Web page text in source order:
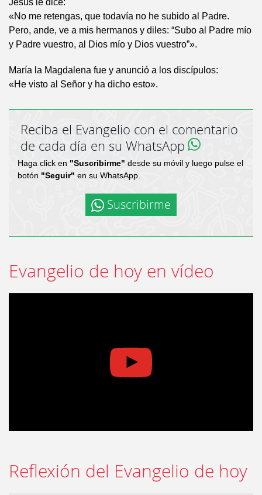
Jesús le dice:
«No me retengas, que todavía no he subido al Padre.
Pero, ande, ve a mis hermanos y diles: “Subo al Padre mío
y Padre vuestro, al Dios mío y Dios vuestro”».
María la Magdalena fue y anunció a los discípulos:
«He visto al Señor y ha dicho esto».
Reciba el Evangelio con el comentario
de cada día en su WhatsApp
Haga click en "Suscribirme" desde su móvil y luego pulse el
botón "Seguir" en su WhatsApp.
Suscribirme
Evangelio de hoy en vídeo
Reflexión del Evangelio de hoy